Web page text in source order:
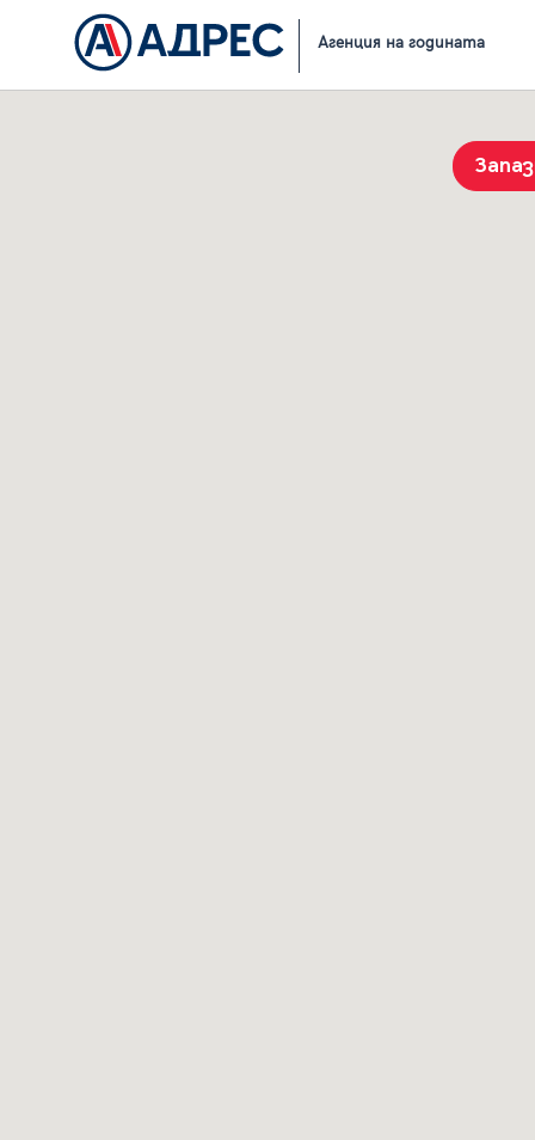
Агенция на годината
Начало Резултати от търсене